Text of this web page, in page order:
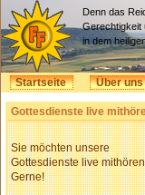
Denn das
Gerechtigkeit
in dem
Startseite Über uns
Gottesdienste live
Sie möchten unsere
Gottesdienste live
Gerne!